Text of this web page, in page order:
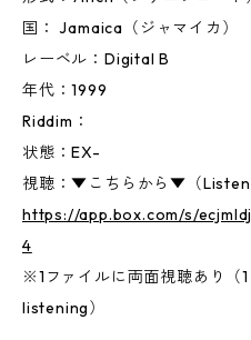
国： Jamaica（ジャマイカ）
レーベル：Digital B
年代：1999
Riddim：
状態：EX-
視聴：▼こちらから▼（Listen
https://app.box.com/s/
4
※1ファイルに両面視聴あり
listening）